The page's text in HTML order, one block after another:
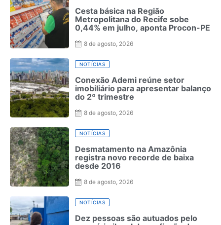
Cesta básica na Região
Metropolitana do Recife sobe
0,44% em julho, aponta Procon-PE
8 de agosto, 2026
NOTÍCIAS
Conexão Ademi reúne setor
imobiliário para apresentar balanço
do 2º trimestre
8 de agosto, 2026
NOTÍCIAS
Desmatamento na Amazônia
registra novo recorde de baixa
desde 2016
8 de agosto, 2026
NOTÍCIAS
Dez pessoas são autuados pelo